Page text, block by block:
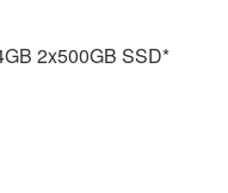
2x500GB SSD*